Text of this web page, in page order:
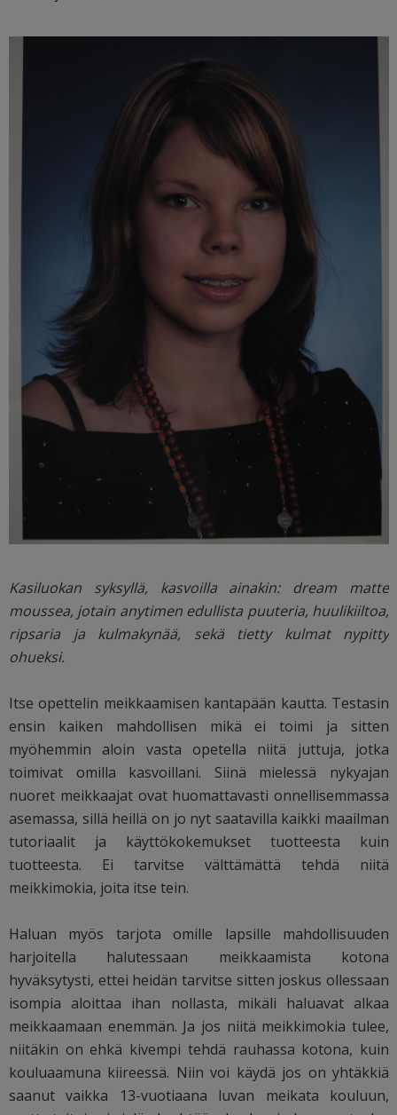
Kasiluokan syksyllä, kasvoilla ainakin: dream matte
moussea, jotain anytimen edullista puuteria, huulikiiltoa,
ripsaria ja kulmakynää, sekä tietty kulmat nypitty
ohueksi.
Itse opettelin meikkaamisen kantapään kautta. Testasin
ensin kaiken mahdollisen mikä ei toimi ja sitten
myöhemmin aloin vasta opetella niitä juttuja, jotka
toimivat omilla kasvoillani. Siinä mielessä nykyajan
nuoret meikkaajat ovat huomattavasti onnellisemmassa
asemassa, sillä heillä on jo nyt saatavilla kaikki maailman
tutoriaalit ja käyttökokemukset tuotteesta kuin
tuotteesta. Ei tarvitse välttämättä tehdä niitä
meikkimokia, joita itse tein.
Haluan myös tarjota omille lapsille mahdollisuuden
harjoitella halutessaan meikkaamista kotona
hyväksytysti, ettei heidän tarvitse sitten joskus ollessaan
isompia aloittaa ihan nollasta, mikäli haluavat alkaa
meikkaamaan enemmän. Ja jos niitä meikkimokia tulee,
niitäkin on ehkä kivempi tehdä rauhassa kotona, kuin
kouluaamuna kiireessä. Niin voi käydä jos on yhtäkkiä
saanut vaikka 13-vuotiaana luvan meikata kouluun,